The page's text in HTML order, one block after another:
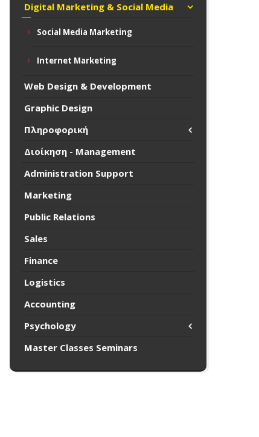
Digital Marketing & Social Media
Social Media Marketing
Internet Marketing
Web Design & Development
Graphic Design
Πληροφορική
Διοίκηση - Management
Administration Support
Marketing
Public Relations
Sales
Finance
Logistics
Accounting
Psychology
Master Classes Seminars